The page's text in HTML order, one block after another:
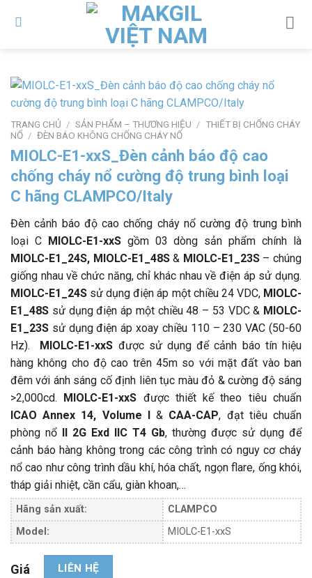
qua
TRANG CHỦ / SẢN PHẨM – THƯƠNG HIỆU / THIẾT BỊ CHỐNG CHÁY
NỔ / ĐÈN BÁO KHÔNG CHỐNG CHÁY NỔ
MIOLC-E1-xxS_Đèn cảnh báo độ cao
chống cháy nổ cường độ trung bình loại
C hãng CLAMPCO/Italy
Đèn cảnh báo độ cao chống cháy nổ cường độ trung bình
loại C MIOLC-E1-xxS gồm 03 dòng sản phẩm chính là
MIOLC-E1_24S, MIOLC-E1_48S& MIOLC-E1_23S– chúng
giống nhau về chức năng, chỉ khác nhau về điện áp sử dụng.
MIOLC-E1_24S sử dụng điện áp một chiều 24 VDC, MIOLC-
E1_48S sử dụng điện áp một chiều 48 – 53 VDC & MIOLC-
E1_23S sử dụng điện áp xoay chiều 110 – 230 VAC (50-60
Hz). MIOLC-E1-xxS được sử dụng để cảnh báo tín hiệu
hàng không cho độ cao trên 45m so với mặt đất vào ban
đêm với ánh sáng cố định liên tục màu đỏ & cường độ sáng
>2,000cd. MIOLC-E1-xxS được thiết kế theo tiêu chuẩn
ICAO Annex 14, Volume I& CAA-CAP, đạt tiêu chuẩn
phòng nổ II 2G Exd IIC T4 Gb, thường được sử dụng để
cảnh báo hàng không trong các công trình có nguy cơ cháy
nổ cao như công trình dầu khí, hóa chất, ngọn flare, ống khói,
tháp giải nhiệt, cần cẩu, giàn khoan,…
Hãng sản xuất:
CLAMPCO
Model:
MIOLC-E1-xxS
Giá LIÊN HỆ